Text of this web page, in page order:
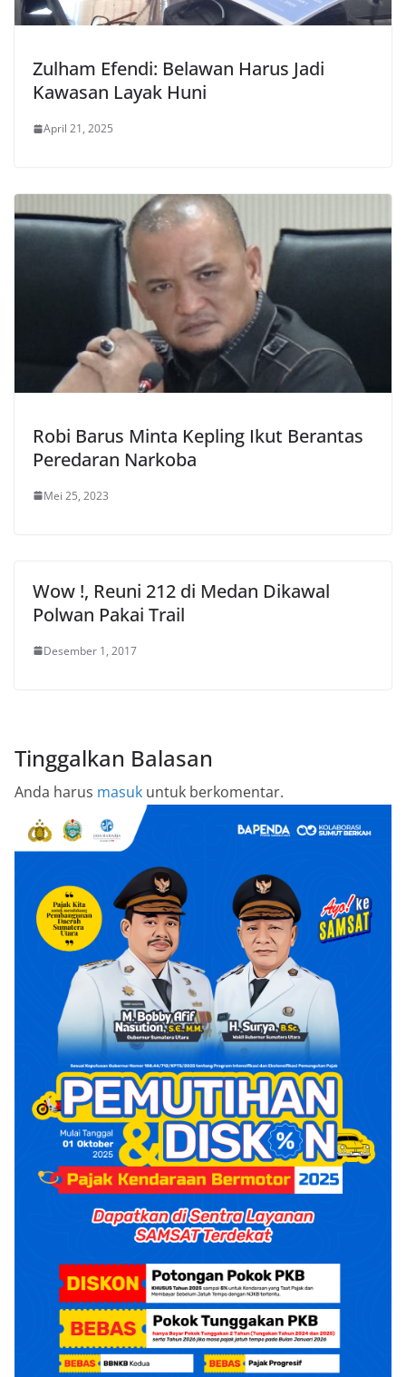
Zulham Efendi: Belawan Harus Jadi
Kawasan Layak Huni
April 21, 2025
Robi Barus Minta Kepling Ikut Berantas
Peredaran Narkoba
Mei 25, 2023
Wow !, Reuni 212 di Medan Dikawal
Polwan Pakai Trail
Desember 1, 2017
Tinggalkan Balasan
Anda harus masuk untuk berkomentar.